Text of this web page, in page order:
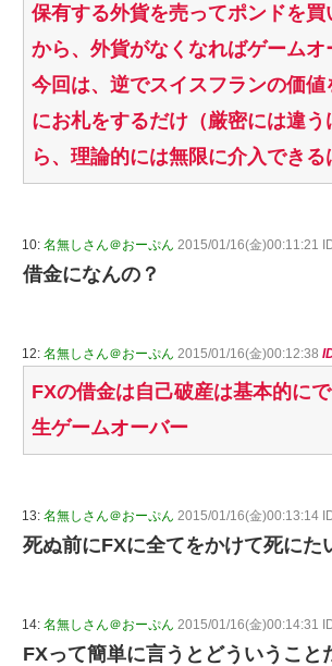
保有する外貨を売ってポンドを買
から、外貨がなくなればゲームオ
今回は、逆でスイスフランの価値
にお札をするだけ（厳密には違う
ら、理論的には無限に介入できる
10: 名無しさん＠おーぷん 2015/01/16(金)00:11:21
借金になんの？
12: 名無しさん＠おーぷん 2015/01/16(金)00:12:38
FXの借金は自己破産は基本的に
生ゲームオーバー
13: 名無しさん＠おーぷん 2015/01/16(金)00:13:14
死ぬ前にFXに全てをかけて死にた
14: 名無しさん＠おーぷん 2015/01/16(金)00:14:31
FXって簡単に言うとどういうこと